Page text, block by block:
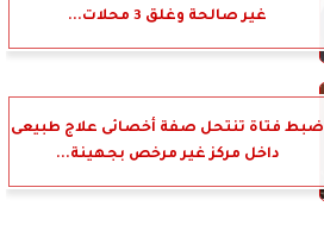
غير صالحة وغلق 3 محلات...
ضبط فتاة تنتحل صفة أخصائى علاج طبيعى
داخل مركز غير مرخص بجهينة...